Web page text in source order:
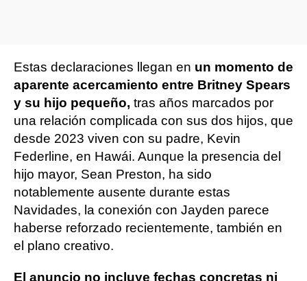
Estas declaraciones llegan en un momento de
aparente acercamiento entre Britney Spears
y su hijo pequeño, tras años marcados por
una relación complicada con sus dos hijos, que
desde 2023 viven con su padre, Kevin
Federline, en Hawái. Aunque la presencia del
hijo mayor, Sean Preston, ha sido
notablemente ausente durante estas
Navidades, la conexión con Jayden parece
haberse reforzado recientemente, también en
el plano creativo.
El anuncio no incluye fechas concretas ni